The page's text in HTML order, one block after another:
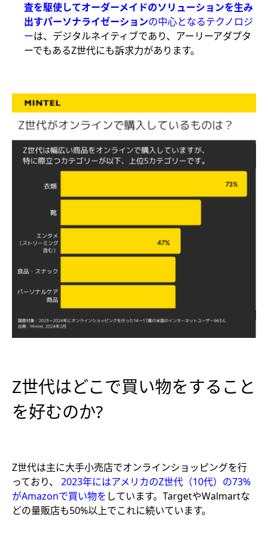
査を駆使してオーダーメイドのソリューションを生み
出すパーソナライゼーションの中心となるテクノロジ
ーは、デジタルネイティブであり、アーリーアダプタ
ーでもあるZ世代にも訴求力があります。
Z世代はどこで買い物をすること
を好むのか?
Z世代は主に大手小売店でオンラインショッピングを行
っており、 2023年にはアメリカのZ世代（10代）の73%
がAmazonで買い物を しています。TargetやWalmartな
どの量販店も50%以上でこれに続いています。